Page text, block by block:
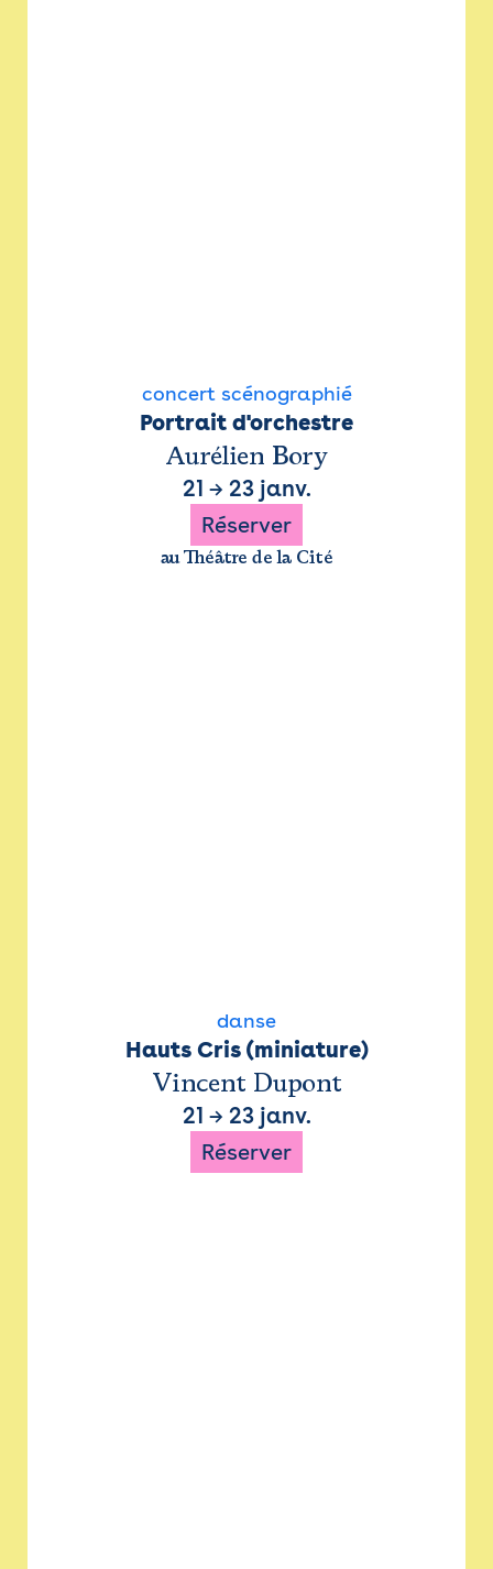
concert scénographié
Portrait d'orchestre
Aurélien Bory
21 → 23 janv.
Réserver
au Théâtre de la Cité
danse
Hauts Cris (miniature)
Vincent Dupont
21 → 23 janv.
Réserver